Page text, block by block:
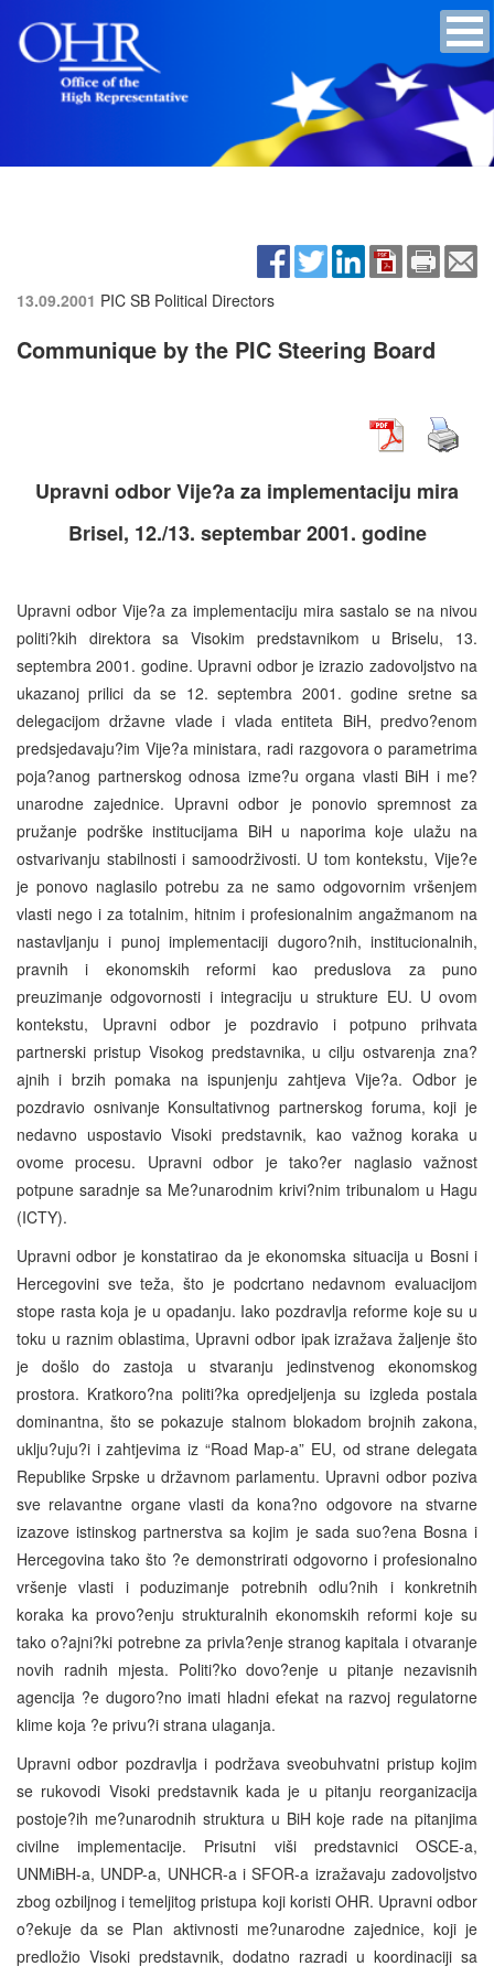
13.09.2001 PIC SB Political Directors
Communique by the PIC Steering Board
Upravni odbor Vije?a za implementaciju mira
Brisel, 12./13. septembar 2001. godine
Upravni odbor Vije?a za implementaciju mira sastalo se na nivou
politi?kih direktora sa Visokim predstavnikom u Briselu, 13.
septembra 2001. godine. Upravni odbor je izrazio zadovoljstvo na
ukazanoj prilici da se 12. septembra 2001. godine sretne sa
delegacijom državne vlade i vlada entiteta BiH, predvo?enom
predsjedavaju?im Vije?a ministara, radi razgovora o parametrima
poja?anog partnerskog odnosa izme?u organa vlasti BiH i me?
unarodne zajednice. Upravni odbor je ponovio spremnost za
pružanje podrške institucijama BiH u naporima koje ulažu na
ostvarivanju stabilnosti i samoodrživosti. U tom kontekstu, Vije?e
je ponovo naglasilo potrebu za ne samo odgovornim vršenjem
vlasti nego i za totalnim, hitnim i profesionalnim angažmanom na
nastavljanju i punoj implementaciji dugoro?nih, institucionalnih,
pravnih i ekonomskih reformi kao preduslova za puno
preuzimanje odgovornosti i integraciju u strukture EU. U ovom
kontekstu, Upravni odbor je pozdravio i potpuno prihvata
partnerski pristup Visokog predstavnika, u cilju ostvarenja zna?
ajnih i brzih pomaka na ispunjenju zahtjeva Vije?a. Odbor je
pozdravio osnivanje Konsultativnog partnerskog foruma, koji je
nedavno uspostavio Visoki predstavnik, kao važnog koraka u
ovome procesu. Upravni odbor je tako?er naglasio važnost
potpune saradnje sa Me?unarodnim krivi?nim tribunalom u Hagu
(ICTY).
Upravni odbor je konstatirao da je ekonomska situacija u Bosni i
Hercegovini sve teža, što je podcrtano nedavnom evaluacijom
stope rasta koja je u opadanju. Iako pozdravlja reforme koje su u
toku u raznim oblastima, Upravni odbor ipak izražava žaljenje što
je došlo do zastoja u stvaranju jedinstvenog ekonomskog
prostora. Kratkoro?na politi?ka opredjeljenja su izgleda postala
dominantna, što se pokazuje stalnom blokadom brojnih zakona,
uklju?uju?i i zahtjevima iz “Road Map-a” EU, od strane delegata
Republike Srpske u državnom parlamentu. Upravni odbor poziva
sve relavantne organe vlasti da kona?no odgovore na stvarne
izazove istinskog partnerstva sa kojim je sada suo?ena Bosna i
Hercegovina tako što ?e demonstrirati odgovorno i profesionalno
vršenje vlasti i poduzimanje potrebnih odlu?nih i konkretnih
koraka ka provo?enju strukturalnih ekonomskih reformi koje su
tako o?ajni?ki potrebne za privla?enje stranog kapitala i otvaranje
novih radnih mjesta. Politi?ko dovo?enje u pitanje nezavisnih
agencija ?e dugoro?no imati hladni efekat na razvoj regulatorne
klime koja ?e privu?i strana ulaganja.
Upravni odbor pozdravlja i podržava sveobuhvatni pristup kojim
se rukovodi Visoki predstavnik kada je u pitanju reorganizacija
postoje?ih me?unarodnih struktura u BiH koje rade na pitanjima
civilne implementacije. Prisutni viši predstavnici OSCE-a,
UNMiBH-a, UNDP-a, UNHCR-a i SFOR-a izražavaju zadovoljstvo
zbog ozbiljnog i temeljitog pristupa koji koristi OHR. Upravni odbor
o?ekuje da se Plan aktivnosti me?unarodne zajednice, koji je
predložio Visoki predstavnik, dodatno razradi u koordinaciji sa